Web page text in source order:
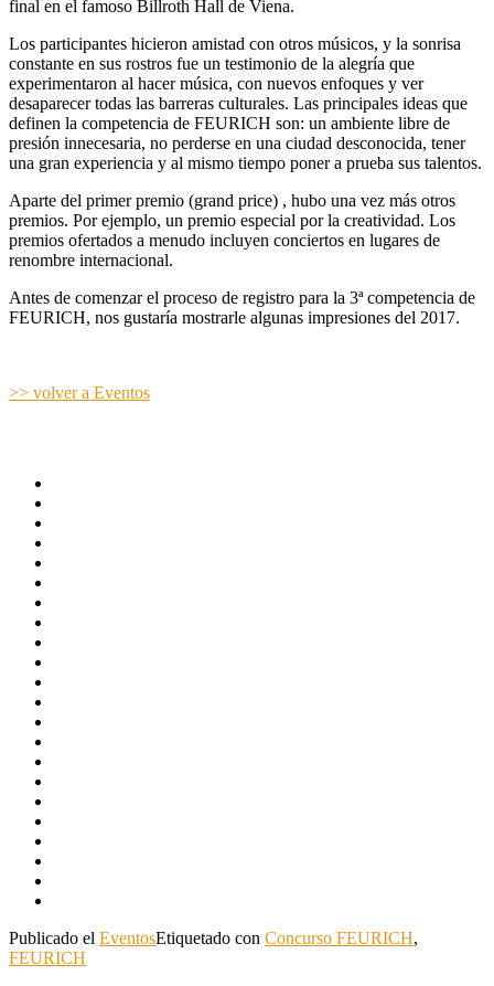
final en el famoso Billroth Hall de Viena.
Los participantes hicieron amistad con otros músicos, y la sonrisa
constante en sus rostros fue un testimonio de la alegría que
experimentaron al hacer música, con nuevos enfoques y ver
desaparecer todas las barreras culturales. Las principales ideas que
definen la competencia de FEURICH son: un ambiente libre de
presión innecesaria, no perderse en una ciudad desconocida, tener
una gran experiencia y al mismo tiempo poner a prueba sus talentos.
Aparte del primer premio (grand price) , hubo una vez más otros
premios. Por ejemplo, un premio especial por la creatividad. Los
premios ofertados a menudo incluyen conciertos en lugares de
renombre internacional.
Antes de comenzar el proceso de registro para la 3ª competencia de
FEURICH, nos gustaría mostrarle algunas impresiones del 2017.
>> volver a Eventos
Publicado el EventosEtiquetado con Concurso FEURICH,
FEURICH